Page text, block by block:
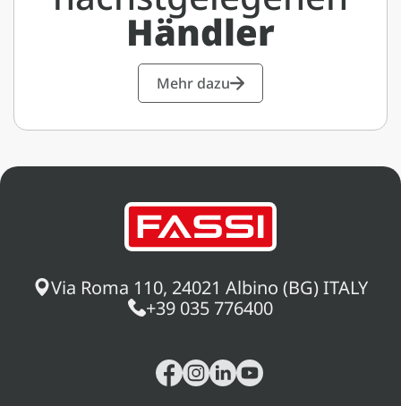
Händler
Mehr dazu
Via Roma 110, 24021 Albino (BG) ITALY
+39 035 776400